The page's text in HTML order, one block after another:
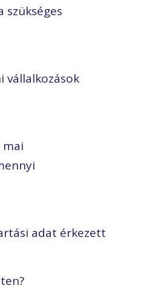
vállalkozások
mai
adat érkezett